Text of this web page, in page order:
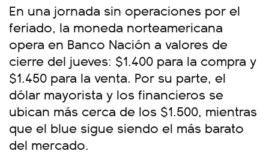
En una jornada sin operaciones por el
feriado, la moneda norteamericana
opera en Banco Nación a valores de
cierre del jueves: $1.400 para la compra y
$1.450 para la venta. Por su parte, el
dólar mayorista y los financieros se
ubican más cerca de los $1.500, mientras
que el blue sigue siendo el más barato
del mercado.